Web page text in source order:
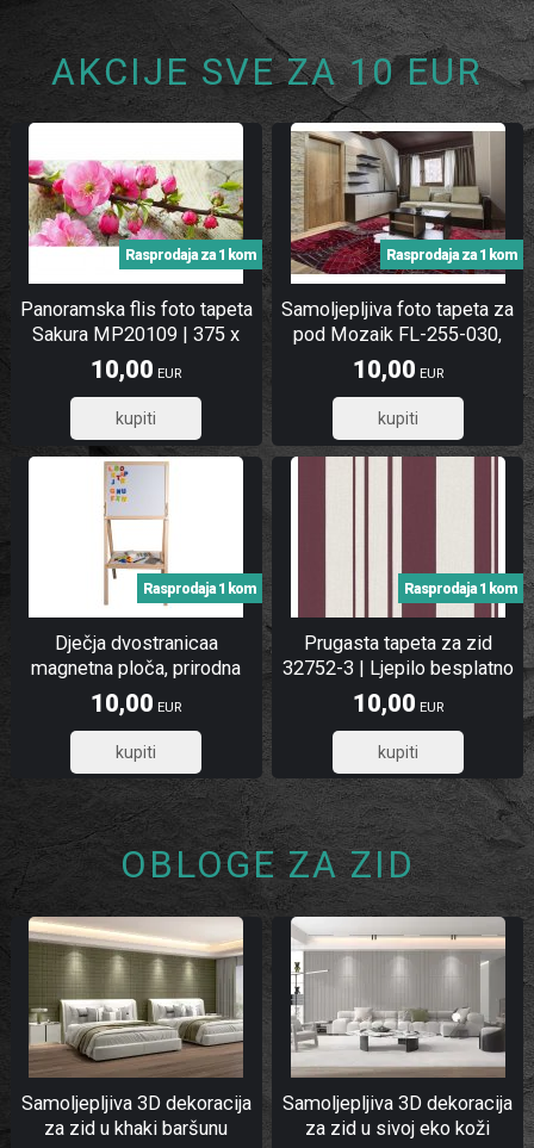
AKCIJE SVE ZA 10 EUR
Panoramska flis foto tapeta
Sakura MP20109 | 375 x
150 cm
Rasprodaja za 1 kom
10,00 EUR
8,00
Samoljepljiva foto tapeta za
pod Mozaik FL-255-030,
255x170 cm
Rasprodaja za 1 kom
10,00 EUR
8,00
Dječja dvostranicaa
magnetna ploča, prirodna
Rasprodaja 1 kom
10,00 EUR
8,00
Prugasta tapeta za zid
32752-3 | Ljepilo besplatno
Rasprodaja 1 kom
10,00 EUR
8,00
OBLOGE ZA ZID
Samoljepljiva 3D dekoracija
za zid u khaki baršunu
Samoljepljiva 3D dekoracija
za zid u sivoj eko koži